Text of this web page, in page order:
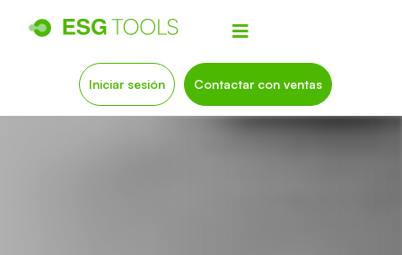
Iniciar sesión Contactar con ventas